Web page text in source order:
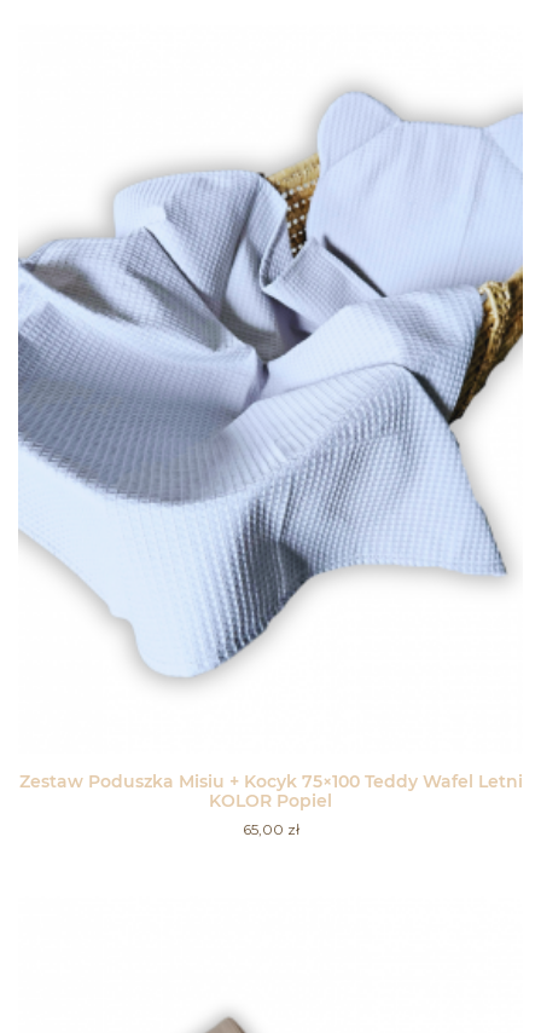
Zestaw Poduszka Misiu + Kocyk 75×100 Teddy Wafel Letni
KOLOR Popiel
65,00 zł